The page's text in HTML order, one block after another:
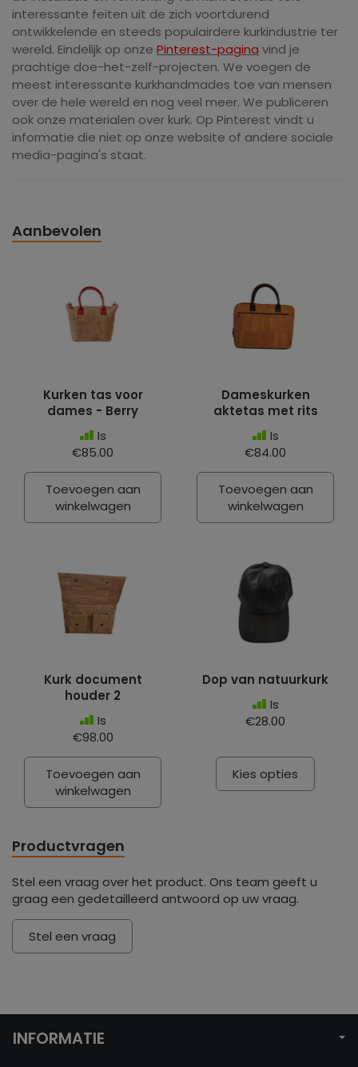
interessante feiten uit de zich voortdurend
ontwikkelende en steeds populairdere kurkindustrie ter
wereld. Eindelijk op onze Pinterest-pagina vind je
prachtige doe-het-zelf-projecten. We voegen de
meest interessante kurkhandmades toe van mensen
over de hele wereld en nog veel meer. We publiceren
ook onze materialen over kurk. Op Pinterest vindt u
informatie die niet op onze website of andere sociale
media-pagina's staat.
Aanbevolen
Kurken tas voor
dames - Berry
Is
€85.00
Toevoegen aan
winkelwagen
Dameskurken
aktetas met rits
Is
€84.00
Toevoegen aan
winkelwagen
Kurk document
houder 2
Is
€98.00
Toevoegen aan
winkelwagen
Dop van natuurkurk
Is
€28.00
Kies opties
Productvragen
Stel een vraag over het product. Ons team geeft u
graag een gedetailleerd antwoord op uw vraag.
Stel een vraag
INFORMATIE